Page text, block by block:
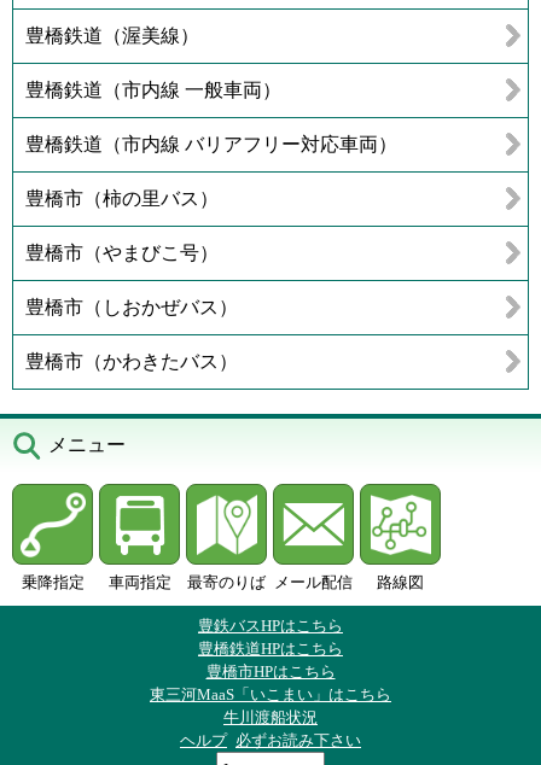
豊橋鉄道（渥美線）
豊橋鉄道（市内線 一般車両）
豊橋鉄道（市内線 バリアフリー対応車両）
豊橋市（柿の里バス）
豊橋市（やまびこ号）
豊橋市（しおかぜバス）
豊橋市（かわきたバス）
メニュー
乗降指定 車両指定 最寄のりば メール配信 路線図
豊鉄バスHPはこちら
豊橋鉄道HPはこちら
豊橋市HPはこちら
東三河MaaS「いこまい」はこちら
牛川渡船状況
ヘルプ 必ずお読み下さい